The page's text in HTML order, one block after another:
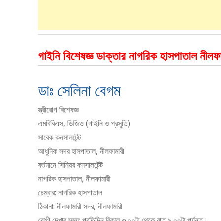
গাইনি বিশেষজ্ঞ ডাক্তার নাগরিক হাসপাতাল
ডাঃ সেলিনা বেগম
স্ত্রীরোগ বিশেষজ্ঞ
এমবিবিএস, ডিজিও (গাইনি ও প্রসূতি)
সাবেক কনসালটেন্ট
আধুনিক সদর হাসপাতাল, নীলফামারী
বর্তমানে সিনিয়র কনসালটেন্ট
নাগরিক হাসপাতাল, নীলফামারী
চেম্বার: নাগরিক হাসপাতাল
ঠিকানা: নীলফামারী সদর, নীলফামারী